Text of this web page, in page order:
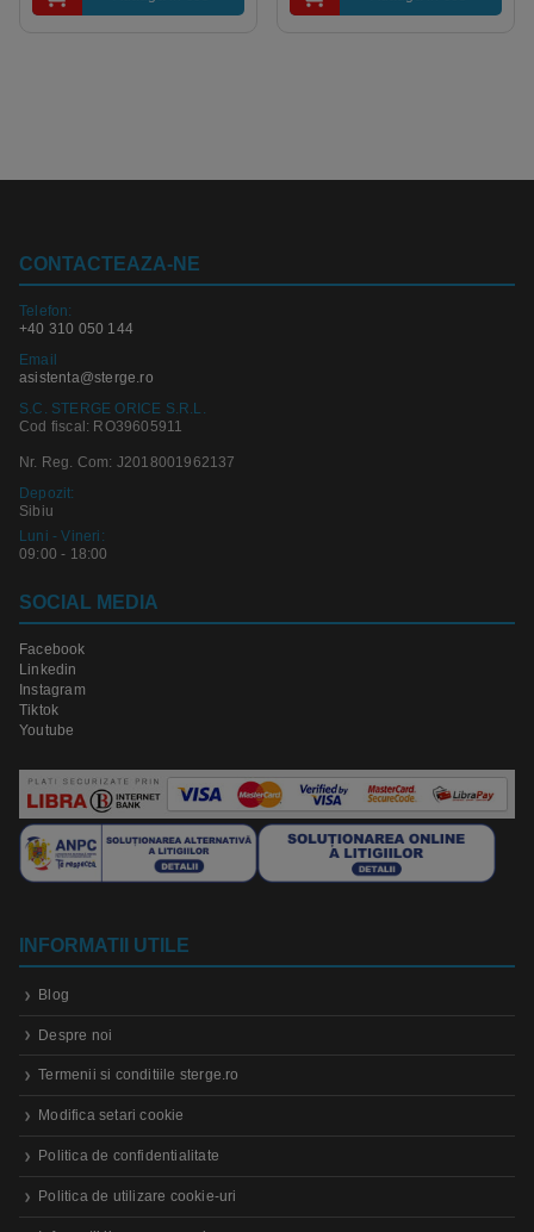
CONTACTEAZA-NE
Telefon:
+40 310 050 144
Email
asistenta@sterge.ro
S.C. STERGE ORICE S.R.L.
Cod fiscal: RO39605911
Nr. Reg. Com: J2018001962137
Depozit:
Sibiu
Luni - Vineri:
09:00 - 18:00
SOCIAL MEDIA
Facebook
Linkedin
Instagram
Tiktok
Youtube
INFORMATII UTILE
Blog
Despre noi
Termenii si conditiile sterge.ro
Modifica setari cookie
Politica de confidentialitate
Politica de utilizare cookie-uri